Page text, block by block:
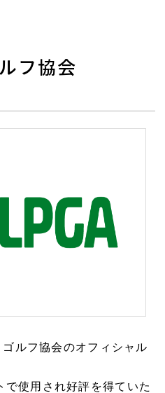
フ協会
ルフ協会のオフィシャル
使用され好評を得ていた